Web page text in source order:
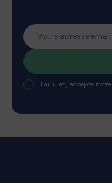
J'ai lu et j'accepte notre